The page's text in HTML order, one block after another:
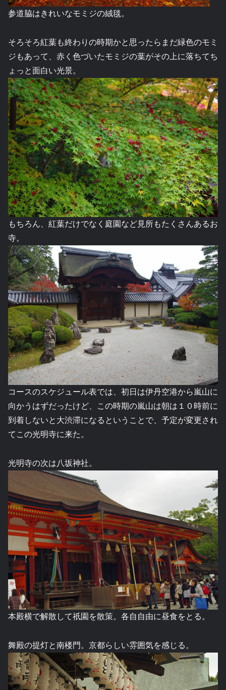
参道脇はきれいなモミジの絨毯。
そろそろ紅葉も終わりの時期かと思ったらまだ緑色のモミ
ジもあって、赤く色づいたモミジの葉がその上に落ちてち
ょっと面白い光景。
もちろん、紅葉だけでなく庭園など見所もたくさんあるお
寺。
コースのスケジュール表では、初日は伊丹空港から嵐山に
向かうはずだったけど、この時期の嵐山は朝は１０時前に
到着しないと大渋滞になるということで、予定が変更され
てこの光明寺に来た。
光明寺の次は八坂神社。
本殿横で解散して祇園を散策。各自自由に昼食をとる。
舞殿の提灯と南楼門。京都らしい雰囲気を感じる。